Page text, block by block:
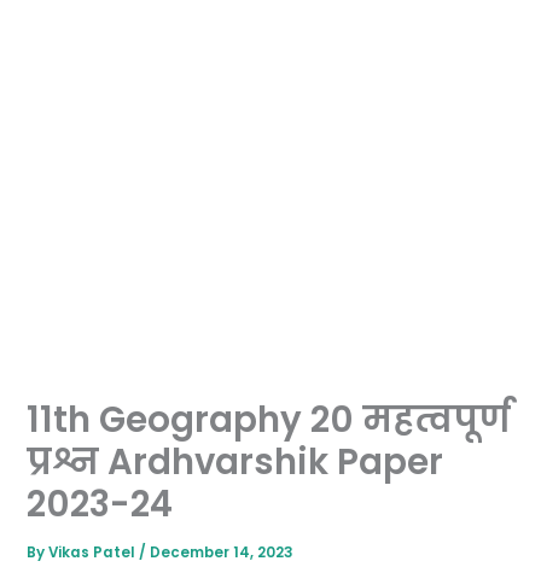
11th Geography 20 महत्वपूर्ण
प्रश्न Ardhvarshik Paper
2023-24
ByVikas Patel/ December 14, 2023